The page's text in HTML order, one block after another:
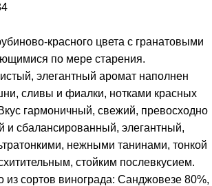
красного цвета с гранатовыми
по мере старения.
элегантный аромат наполнен
сливы и фиалки, нотками красных
гармоничный, свежий, превосходно
и сбалансированный, элегантный,
нежными танинами, тонкой
стойким послевкусием.
из сортов винограда: Санджовезе 80%,